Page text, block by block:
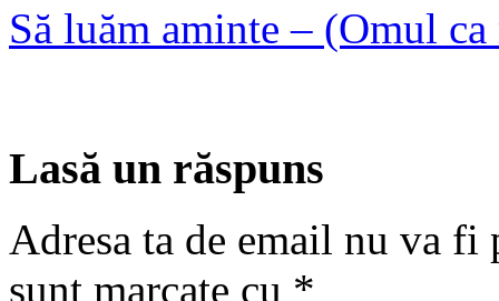
Să luăm aminte – (Omul
Lasă un răspuns
Adresa ta de email nu va fi
sunt marcate cu *